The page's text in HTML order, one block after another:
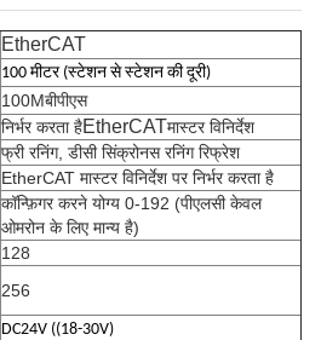
EtherCAT
100 मीटर (स्टेशन से स्टेशन की दूरी)
100Mबीपीएस
निर्भर करता हैEtherCATमास्टर विनिर्देश
फ्री रनिंग, डीसी सिंक्रोनस रनिंग रिफ्रेश
EtherCAT मास्टर विनिर्देश पर निर्भर करता है
कॉन्फ़िगर करने योग्य 0-192 (पीएलसी केवल
ओमरोन के लिए मान्य है)
128
256
DC24V ((18-30V)